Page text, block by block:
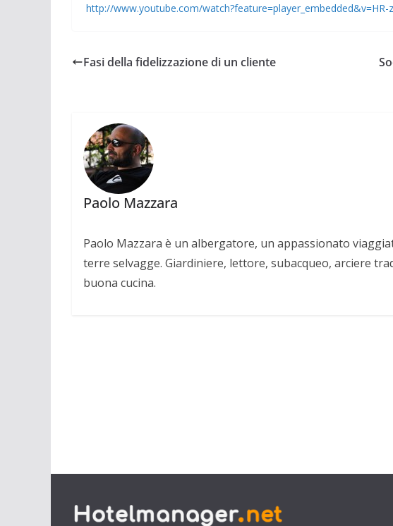
http://www.youtube.com/watch?feature=player_embedded&v=HR-
Fasi della fidelizzazione di un cliente
Paolo Mazzara
Paolo Mazzara è un albergatore, un appassionato
terre selvagge. Giardiniere, lettore, subacqueo, arciere
buona cucina.